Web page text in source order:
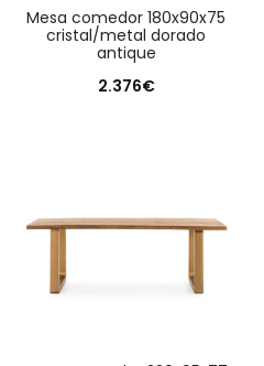
mesa comedor 180x90x75
cristal/metal dorado
antique
2.376€